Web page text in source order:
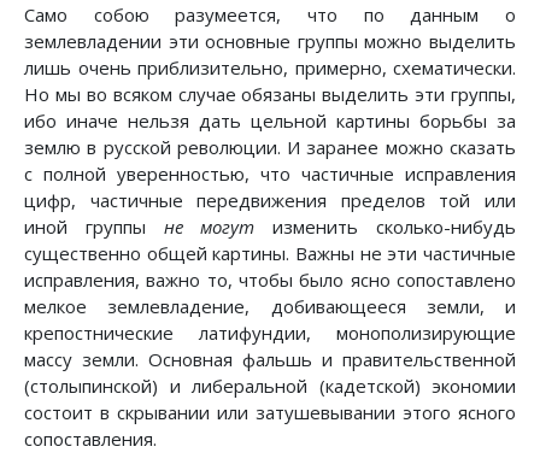
Само собою разумеется, что по данным о
землевладении эти основные группы можно выделить
лишь очень приблизительно, примерно, схематически.
Но мы во всяком случае обязаны выделить эти группы,
ибо иначе нельзя дать цельной картины борьбы за
землю в русской революции. И заранее можно сказать
с полной уверенностью, что частичные исправления
цифр, частичные передвижения пределов той или
иной группы не могут изменить сколько-нибудь
существенно общей картины. Важны не эти частичные
исправления, важно то, чтобы было ясно сопоставлено
мелкое землевладение, добивающееся земли, и
крепостнические латифундии, монополизирующие
массу земли. Основная фальшь и правительственной
(столыпинской) и либеральной (кадетской) экономии
состоит в скрывании или затушевывании этого ясного
сопоставления.